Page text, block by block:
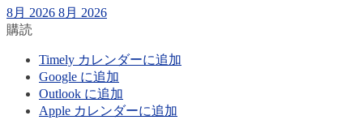
8月 2026 8月 2026
購読
Timely カレンダーに追加
Google に追加
Outlook に追加
Apple カレンダーに追加